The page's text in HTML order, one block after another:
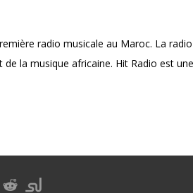
radio musicale au Maroc. La
de la musique africaine. Hit Radio est